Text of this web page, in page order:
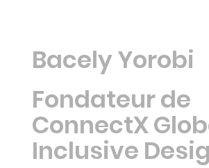
Bacely Yorobi
Fondateur de
ConnectX
Inclusive